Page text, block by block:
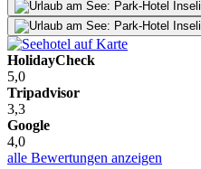
HolidayCheck
5,0
Tripadvisor
3,3
Google
4,0
alle Bewertungen anzeigen